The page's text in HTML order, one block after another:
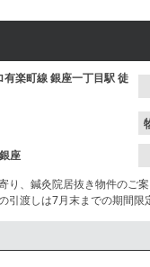
有楽町線銀座一丁目駅徒
銀座
り、鍼灸院居抜き物件の
引渡しは7月末までの期間限